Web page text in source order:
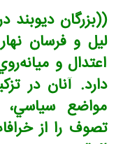
((بزرگان ديوبند
ليل و فرسان
اعتدال و
دارد. آنان در
مواضع سياسي،
تصوف را از